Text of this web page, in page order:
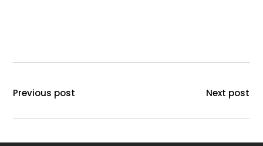
Previous post Next post